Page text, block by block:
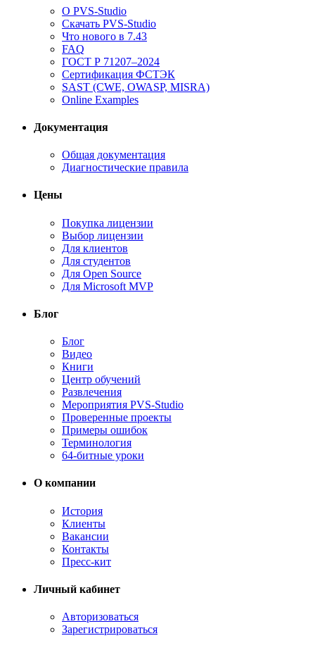
О PVS-Studio
Скачать PVS-Studio
Что нового в 7.43
FAQ
ГОСТ Р 71207–2024
Сертификация ФСТЭК
SAST (CWE, OWASP, MISRA)
Online Examples
Документация
Общая документация
Диагностические правила
Цены
Покупка лицензии
Выбор лицензии
Для клиентов
Для студентов
Для Open Source
Для Microsoft MVP
Блог
Блог
Видео
Книги
Центр обучений
Развлечения
Мероприятия PVS-Studio
Проверенные проекты
Примеры ошибок
Терминология
64-битные уроки
О компании
История
Клиенты
Вакансии
Контакты
Пресс-кит
Личный кабинет
Авторизоваться
Зарегистрироваться